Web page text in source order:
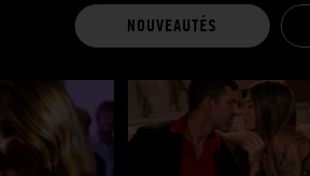
NOUVEAUTÉS